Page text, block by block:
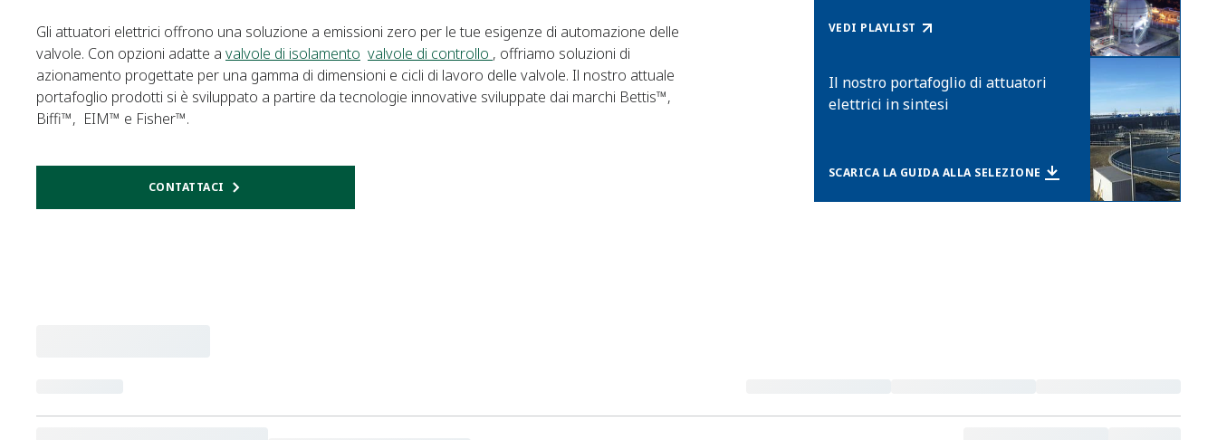
Gli attuatori elettrici offrono una soluzione a emissioni zero per le tue esigenze di automazione delle
valvole. Con opzioni adatte a valvole di isolamento valvole di controllo , offriamo soluzioni di
azionamento progettate per una gamma di dimensioni e cicli di lavoro delle valvole. Il nostro attuale
portafoglio prodotti si è sviluppato a partire da tecnologie innovative sviluppate dai marchi Bettis™,
Biffi™, EIM™ e Fisher™.
CONTATTACI
VEDI PLAYLIST
Il nostro portafoglio di attuatori
elettrici in sintesi
SCARICA LA GUIDA ALLA SELEZIONE